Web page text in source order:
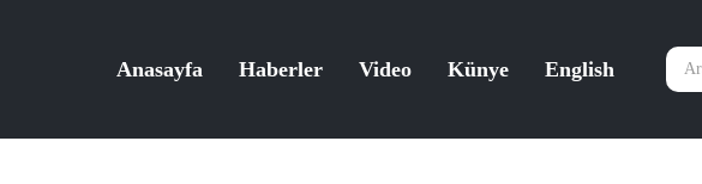
Anasayfa Haberler Video Künye English